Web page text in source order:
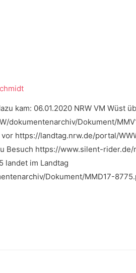
kam: 06.01.2020 NRW VM Wüst
dokumentenarchiv/Dokument/
https://landtag.nrw.de/portal/
Besuch https://www.silent-
landet im Landtag
Dokument/MMD17-